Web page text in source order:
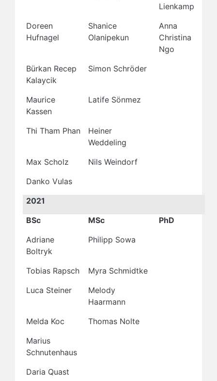
Lienkamp
Doreen
Hufnagel
Shanice
Olanipekun
Anna
Christina
Ngo
Bürkan Recep
Kalaycik
Simon Schröder
Maurice
Kassen
Latife Sönmez
Thi Tham Phan
Heiner
Weddeling
Max Scholz
Nils Weindorf
Danko Vulas
2021
BSc
MSc
PhD
Adriane
Boltryk
Philipp Sowa
Tobias Rapsch
Myra Schmidtke
Luca Steiner
Melody
Haarmann
Melda Koc
Thomas Nolte
Marius
Schnutenhaus
Daria Quast